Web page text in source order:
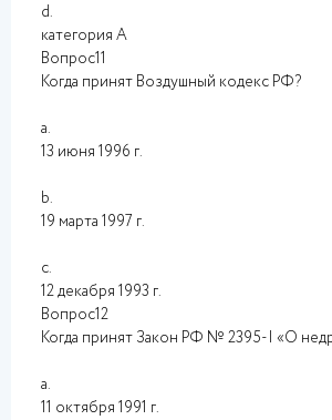
d.
категория А
Вопрос11
Когда принят Воздушный кодекс РФ?
a.
13 июня 1996 г.
b.
19 марта 1997 г.
c.
12 декабря 1993 г.
Вопрос12
Когда принят Закон РФ № 2395-I «О
a.
11 октября 1991 г.